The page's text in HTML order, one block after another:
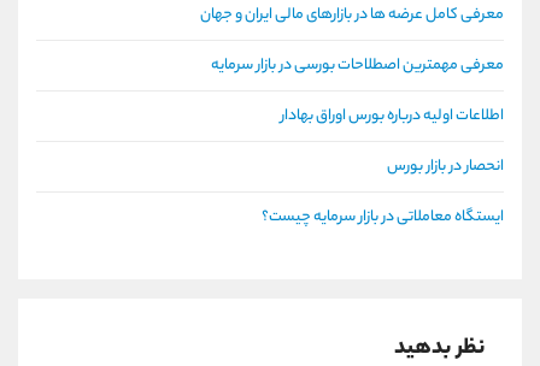
معرفی کامل عرضه ها در بازارهای مالی ایران و جهان
معرفی مهمترین اصطلاحات بورسی در بازار سرمایه
اطلاعات اولیه درباره بورس اوراق بهادار
انحصار در بازار بورس
ایستگاه معاملاتی در بازار سرمایه چیست؟
نظر بدهید